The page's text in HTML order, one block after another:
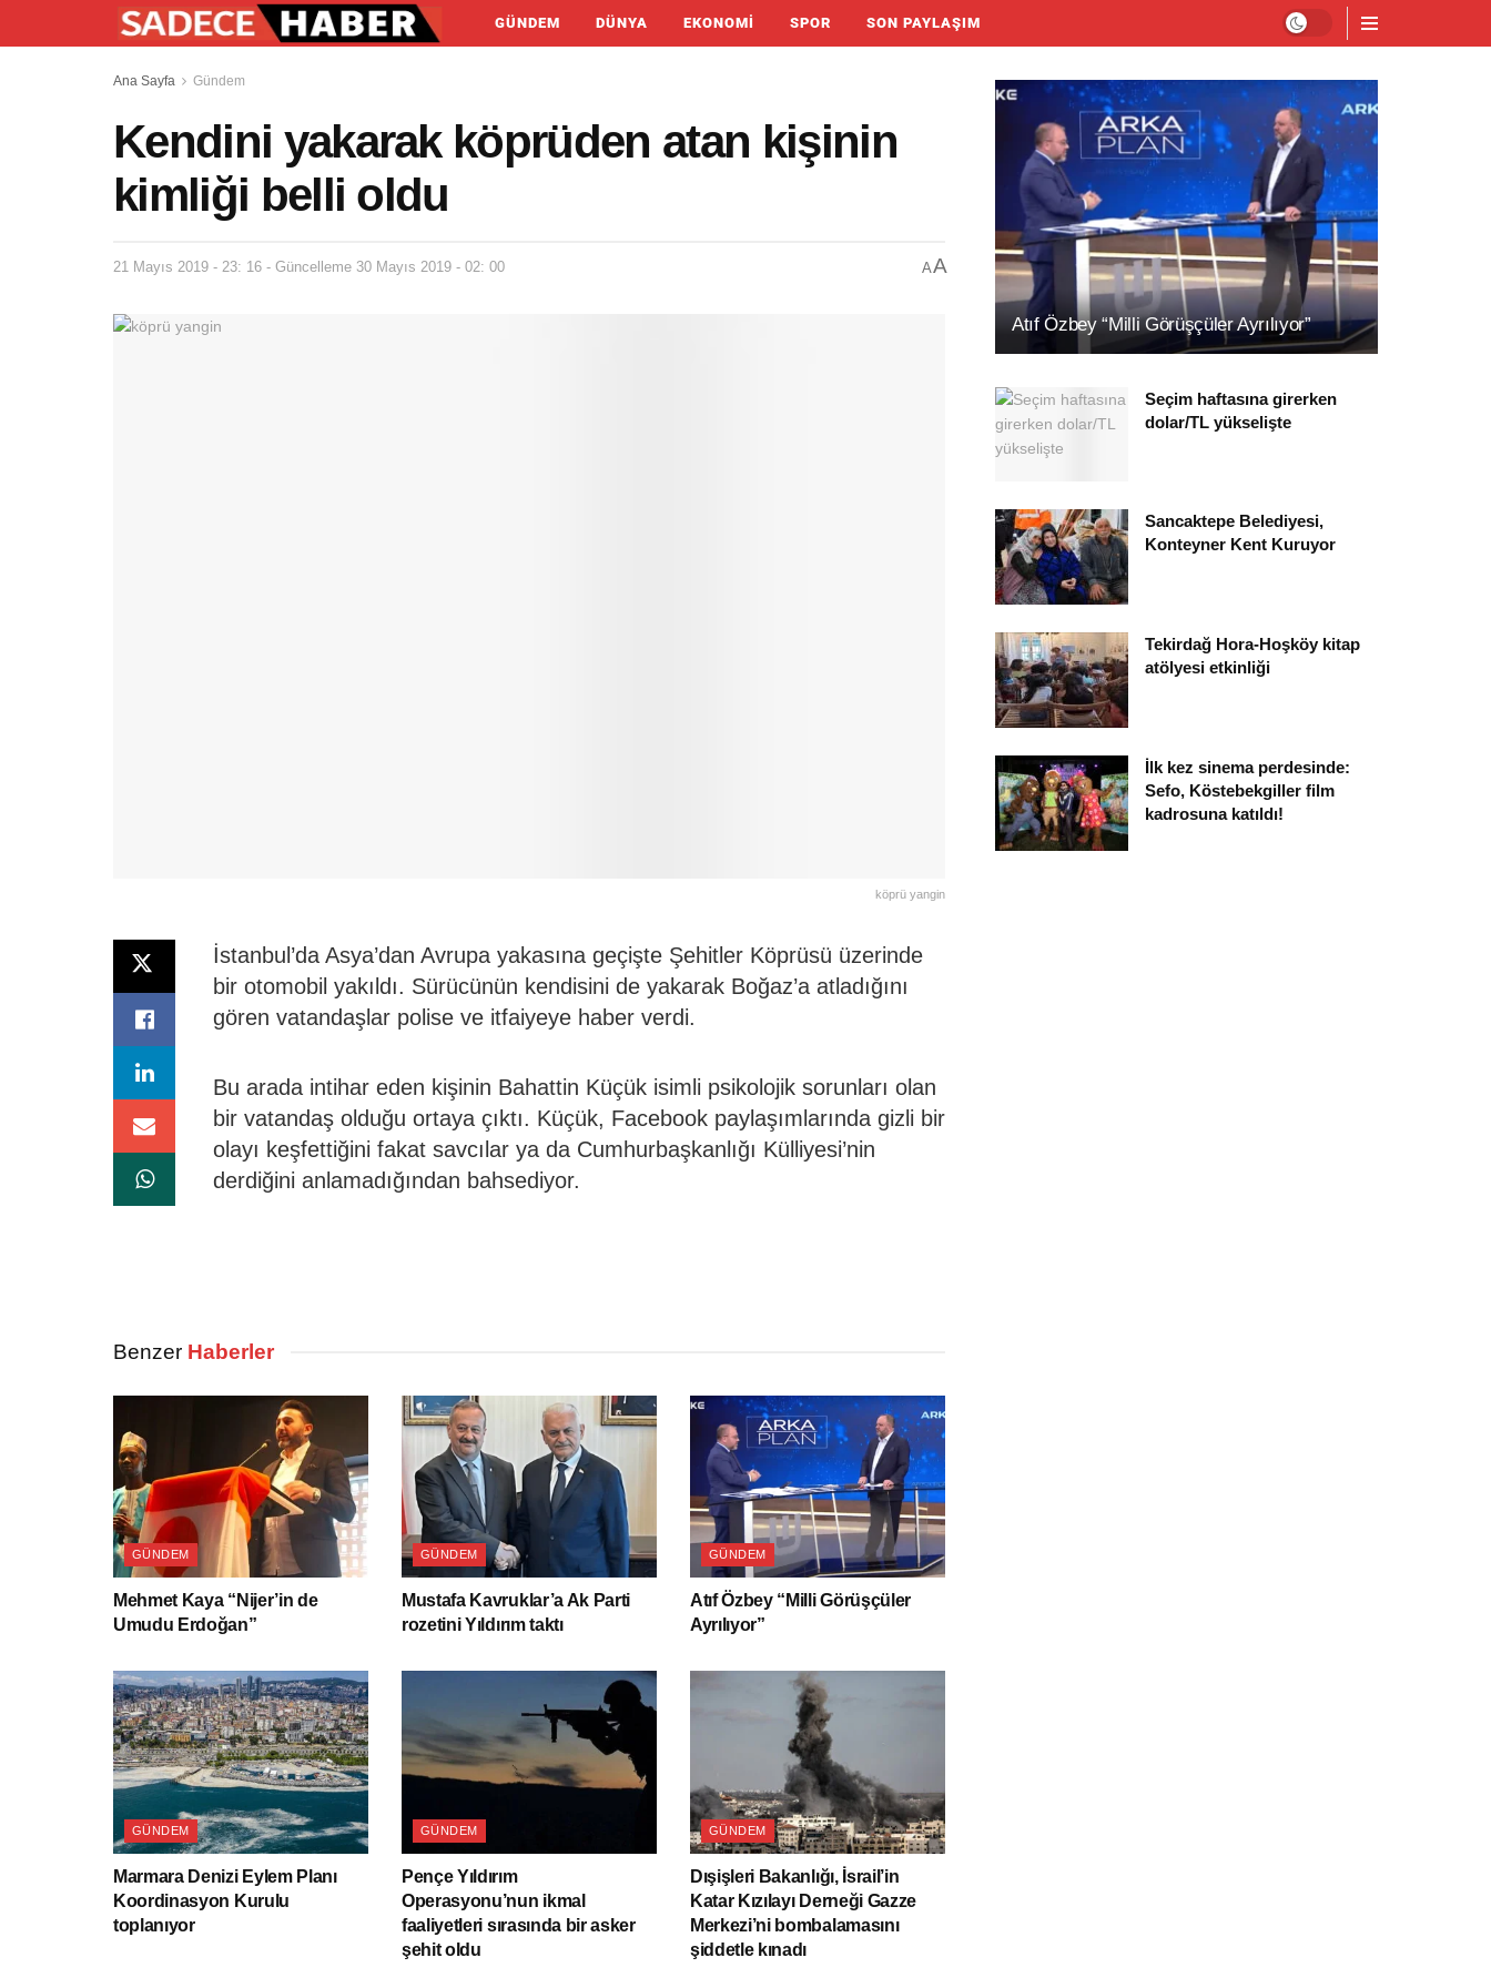
GÜNDEM DÜNYA EKONOMI SPOR SON PAYLAŞIM
Ana Sayfa Gündem
Kendini yakarak köprüden atan kişinin
kimliği belli oldu
21 Mayıs 2019 - 23: 16 - Güncelleme 30 Mayıs 2019 - 02: 00 AA
köprü yangin
İstanbul’da Asya’dan Avrupa yakasına geçişte Şehitler Köprüsü üzerinde
bir otomobil yakıldı. Sürücünün kendisini de yakarak Boğaz’a atladığını
gören vatandaşlar polise ve itfaiyeye haber verdi.
Bu arada intihar eden kişinin Bahattin Küçük isimli psikolojik sorunları olan
bir vatandaş olduğu ortaya çıktı. Küçük, Facebook paylaşımlarında gizli bir
olayı keşfettiğini fakat savcılar ya da Cumhurbaşkanlığı Külliyesi’nin
derdiğini anlamadığından bahsediyor.
Benzer Haberler
GÜNDEM
Mehmet Kaya “Nijer’in de
Umudu Erdoğan”
GÜNDEM
Mustafa Kavruklar’a Ak Parti
rozetini Yıldırım taktı
GÜNDEM
Atıf Özbey “Milli Görüşçüler
Ayrılıyor”
GÜNDEM
Marmara Denizi Eylem Planı
Koordinasyon Kurulu
toplanıyor
GÜNDEM
Pençe Yıldırım
Operasyonu’nun ikmal
faaliyetleri sırasında bir asker
şehit oldu
GÜNDEM
Dışişleri Bakanlığı, İsrail’in
Katar Kızılayı Derneği Gazze
Merkezi’ni bombalamasını
şiddetle kınadı
Atıf Özbey “Milli Görüşçüler Ayrılıyor”
Seçim haftasına girerken
dolar/TL yükselişte
Sancaktepe Belediyesi,
Konteyner Kent Kuruyor
Tekirdağ Hora-Hoşköy kitap
atölyesi etkinliği
İlk kez sinema perdesinde:
Sefo, Köstebekgiller film
kadrosuna katıldı!